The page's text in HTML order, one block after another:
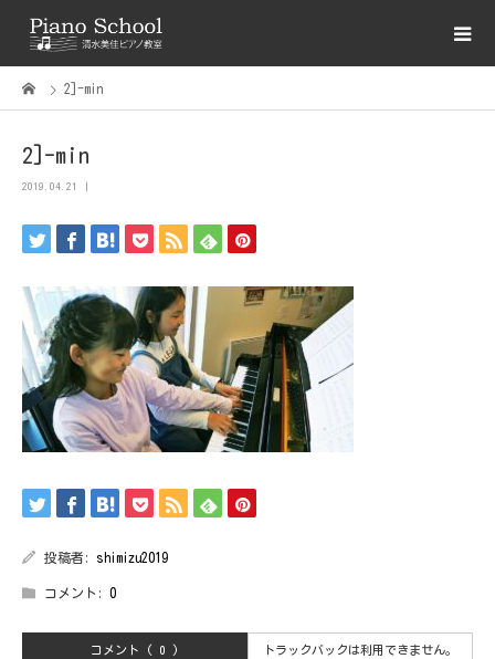
2]-min
2]-min
2019.04.21
投稿者: shimizu2019
コメント: 0
コメント ( 0 ) トラックバックは利用できません。